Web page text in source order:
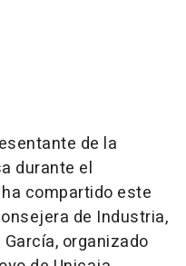
de la
durante el
compartido este
de Industria,
organizado